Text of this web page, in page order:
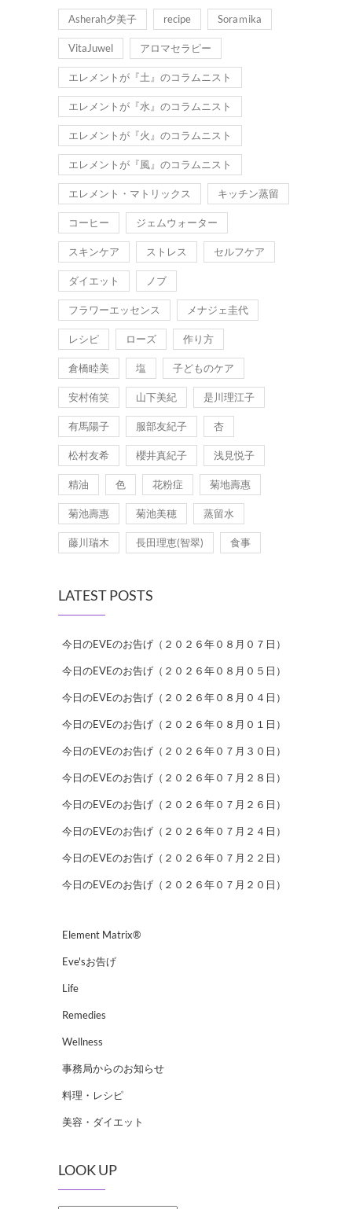
Asherah夕美子 recipe Soraｍika
VitaJuwel アロマセラピー
エレメントが『土』のコラムニスト
エレメントが『水』のコラムニスト
エレメントが『火』のコラムニスト
エレメントが『風』のコラムニスト
エレメント・マトリックス キッチン蒸留
コーヒー ジェムウォーター
スキンケア ストレス セルフケア
ダイエット ノブ
フラワーエッセンス メナジェ圭代
レシピ ローズ 作り方
倉橋睦美 塩 子どものケア
安村侑笑 山下美紀 是川理江子
有馬陽子 服部友紀子 杏
松村友希 櫻井真紀子 浅見悦子
精油 色 花粉症 菊地壽惠
菊池壽惠 菊池美穂 蒸留水
藤川瑞木 長田理恵(智翠) 食事
LATEST POSTS
今日のEVEのお告げ（２０２６年０８月０７日）
今日のEVEのお告げ（２０２６年０８月０５日）
今日のEVEのお告げ（２０２６年０８月０４日）
今日のEVEのお告げ（２０２６年０８月０１日）
今日のEVEのお告げ（２０２６年０７月３０日）
今日のEVEのお告げ（２０２６年０７月２８日）
今日のEVEのお告げ（２０２６年０７月２６日）
今日のEVEのお告げ（２０２６年０７月２４日）
今日のEVEのお告げ（２０２６年０７月２２日）
今日のEVEのお告げ（２０２６年０７月２０日）
Element Matrix®
Eve'sお告げ
Life
Remedies
Wellness
事務局からのお知らせ
料理・レシピ
美容・ダイエット
LOOK UP